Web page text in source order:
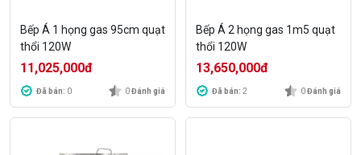
Bếp Á 1 họng gas 95cm quạt
thổi 120W
11,025,000đ
Đã bán: 0 0Đánh giá
Bếp Á 2 họng gas 1m5 quạt
thổi 120W
13,650,000đ
Đã bán: 2 0Đánh giá